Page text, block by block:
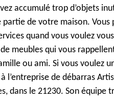
accumulé trop d’objets
de votre maison. Vous
quand vous voulez vous
meubles qui vous
ou ami. Si vous voulez
l’entreprise de débarras
dans le 21230. Son équipe